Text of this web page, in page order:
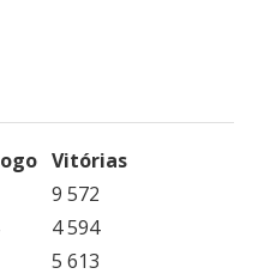
Vitórias
9 572
4 594
5 613